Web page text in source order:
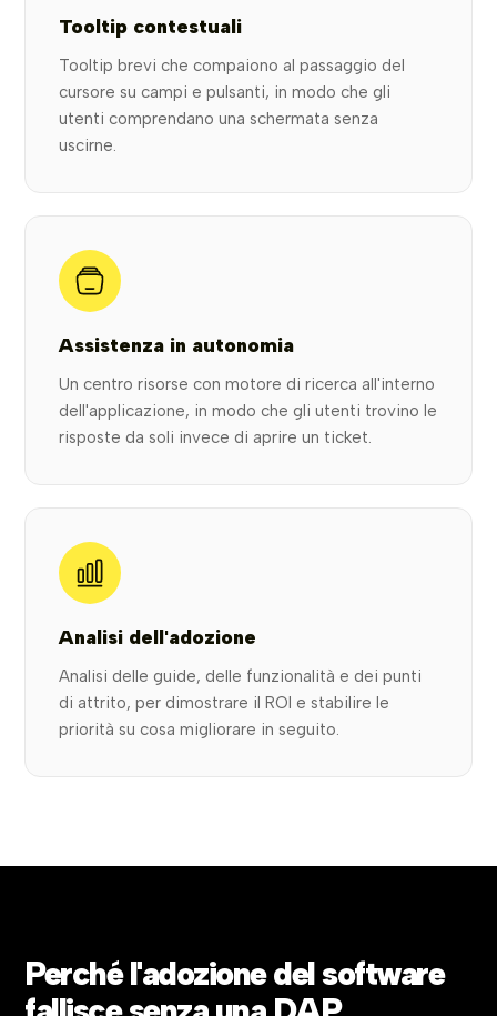
Tooltip contestuali
Tooltip brevi che compaiono al passaggio del
cursore su campi e pulsanti, in modo che gli
utenti comprendano una schermata senza
uscirne.
Assistenza in autonomia
Un centro risorse con motore di ricerca all'interno
dell'applicazione, in modo che gli utenti trovino le
risposte da soli invece di aprire un ticket.
Analisi dell'adozione
Analisi delle guide, delle funzionalità e dei punti
di attrito, per dimostrare il ROI e stabilire le
priorità su cosa migliorare in seguito.
Perché l'adozione del software